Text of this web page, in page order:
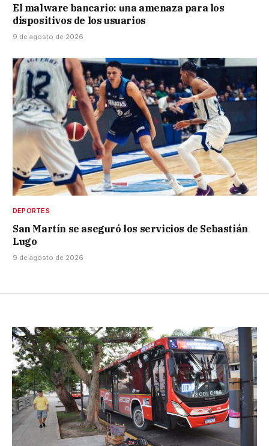
El malware bancario: una amenaza para los
dispositivos de los usuarios
9 de agosto de 2026
DEPORTES
San Martín se aseguró los servicios de Sebastián
Lugo
9 de agosto de 2026